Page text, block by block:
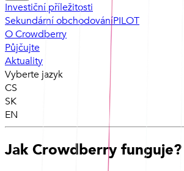
Investiční příležitosti
Sekundární obchodováníPILOT
O Crowdberry
Půjčujte
Aktuality
Vyberte jazyk
CS
SK
EN
Jak Crowdberry funguje?